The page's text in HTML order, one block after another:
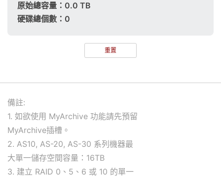
原始總容量： 0.0 TB
硬碟總個數： 0
重置
備註:
1. 如欲使用 MyArchive 功能請先預留
MyArchive插槽。
2. AS10, AS-20, AS-30 系列機器最
大單一儲存空間容量：16TB
3. 建立 RAID 0、5、6 或 10 的單一